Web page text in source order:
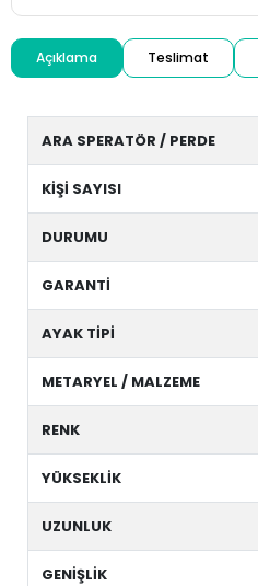
Açıklama Teslimat
ARA SPERATÖR / PERDE
KİŞİ SAYISI
DURUMU
GARANTİ
AYAK TİPİ
METARYEL / MALZEME
RENK
YÜKSEKLİK
UZUNLUK
GENİŞLİK